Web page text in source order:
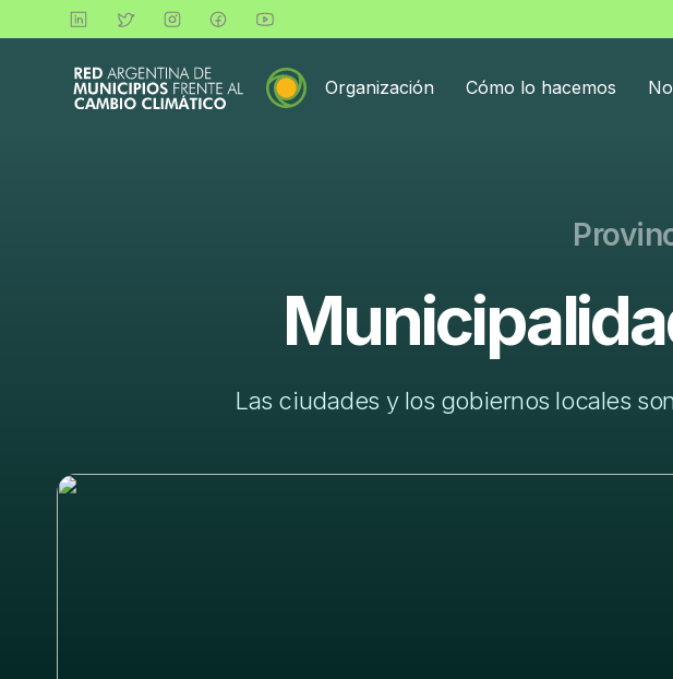
Organización Cómo lo hacemos
Las ciudades y los gobiernos locales